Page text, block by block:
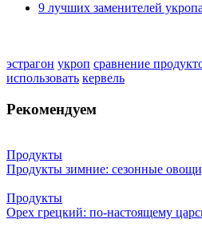
9 лучших заменителей укропа
эстрагон укроп сравнение
использовать кервель
Рекомендуем
Продукты
Продукты зимние: сезонные
Продукты
Орех грецкий: по-настоящему